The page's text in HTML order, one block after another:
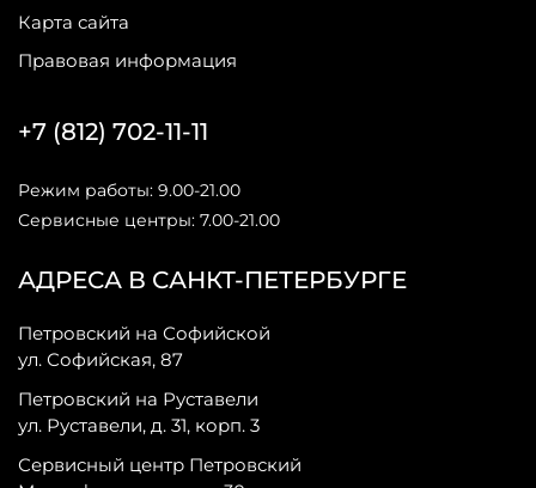
Карта сайта
Правовая информация
АДРЕСА В САНКТ-ПЕТЕРБУРГЕ
Петровский на Софийской
ул. Софийская, 87
Петровский на Руставели
ул. Руставели, д. 31, корп. 3
Сервисный центр Петровский
+7 (812) 702-11-11
Режим работы: 9.00-21.00
Сервисные центры: 7.00-21.00